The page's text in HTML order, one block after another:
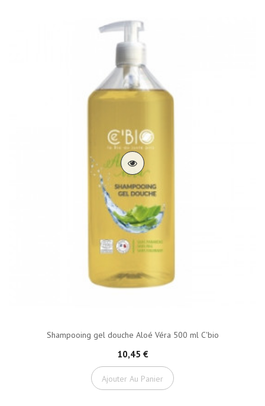
Shampooing gel douche Aloé Véra 500 ml C'bio
10,45 €
Ajouter Au Panier